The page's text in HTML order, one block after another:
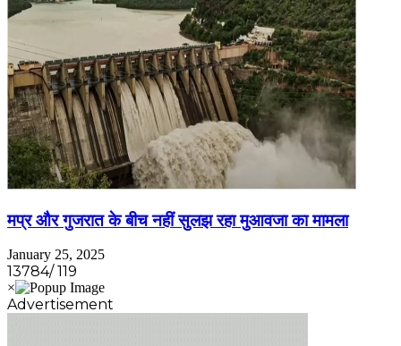
मप्र और गुजरात के बीच नहीं सुलझ रहा मुआवजा का मामला
January 25, 2025
13784/ 119
Advertisement